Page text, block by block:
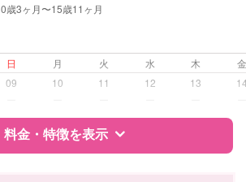
お泊まり保育
外国語対応
病児、病後児、ともに可能
対応可否は個別に相談
0歳3ヶ月〜15歳11ヶ月
日 月 火 水 木
09 10 11 12 13
料金・特徴を表示